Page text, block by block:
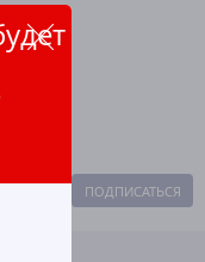
ПОДПИСАТЬСЯ